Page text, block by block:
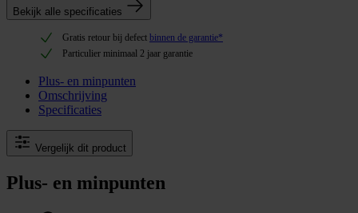
Bekijk alle specificaties
Gratis retour bij defect binnen de garantie*
Particulier minimaal 2 jaar garantie
Plus- en minpunten
Omschrijving
Specificaties
Vergelijk dit product
Plus- en minpunten